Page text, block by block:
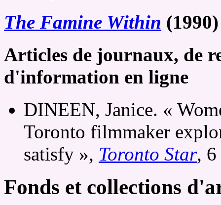
The Famine Within (1990)
Articles de journaux, de
d'information en ligne
DINEEN, Janice. «
Toronto filmmaker
satisfy », Toronto Star, 6
Fonds et collections